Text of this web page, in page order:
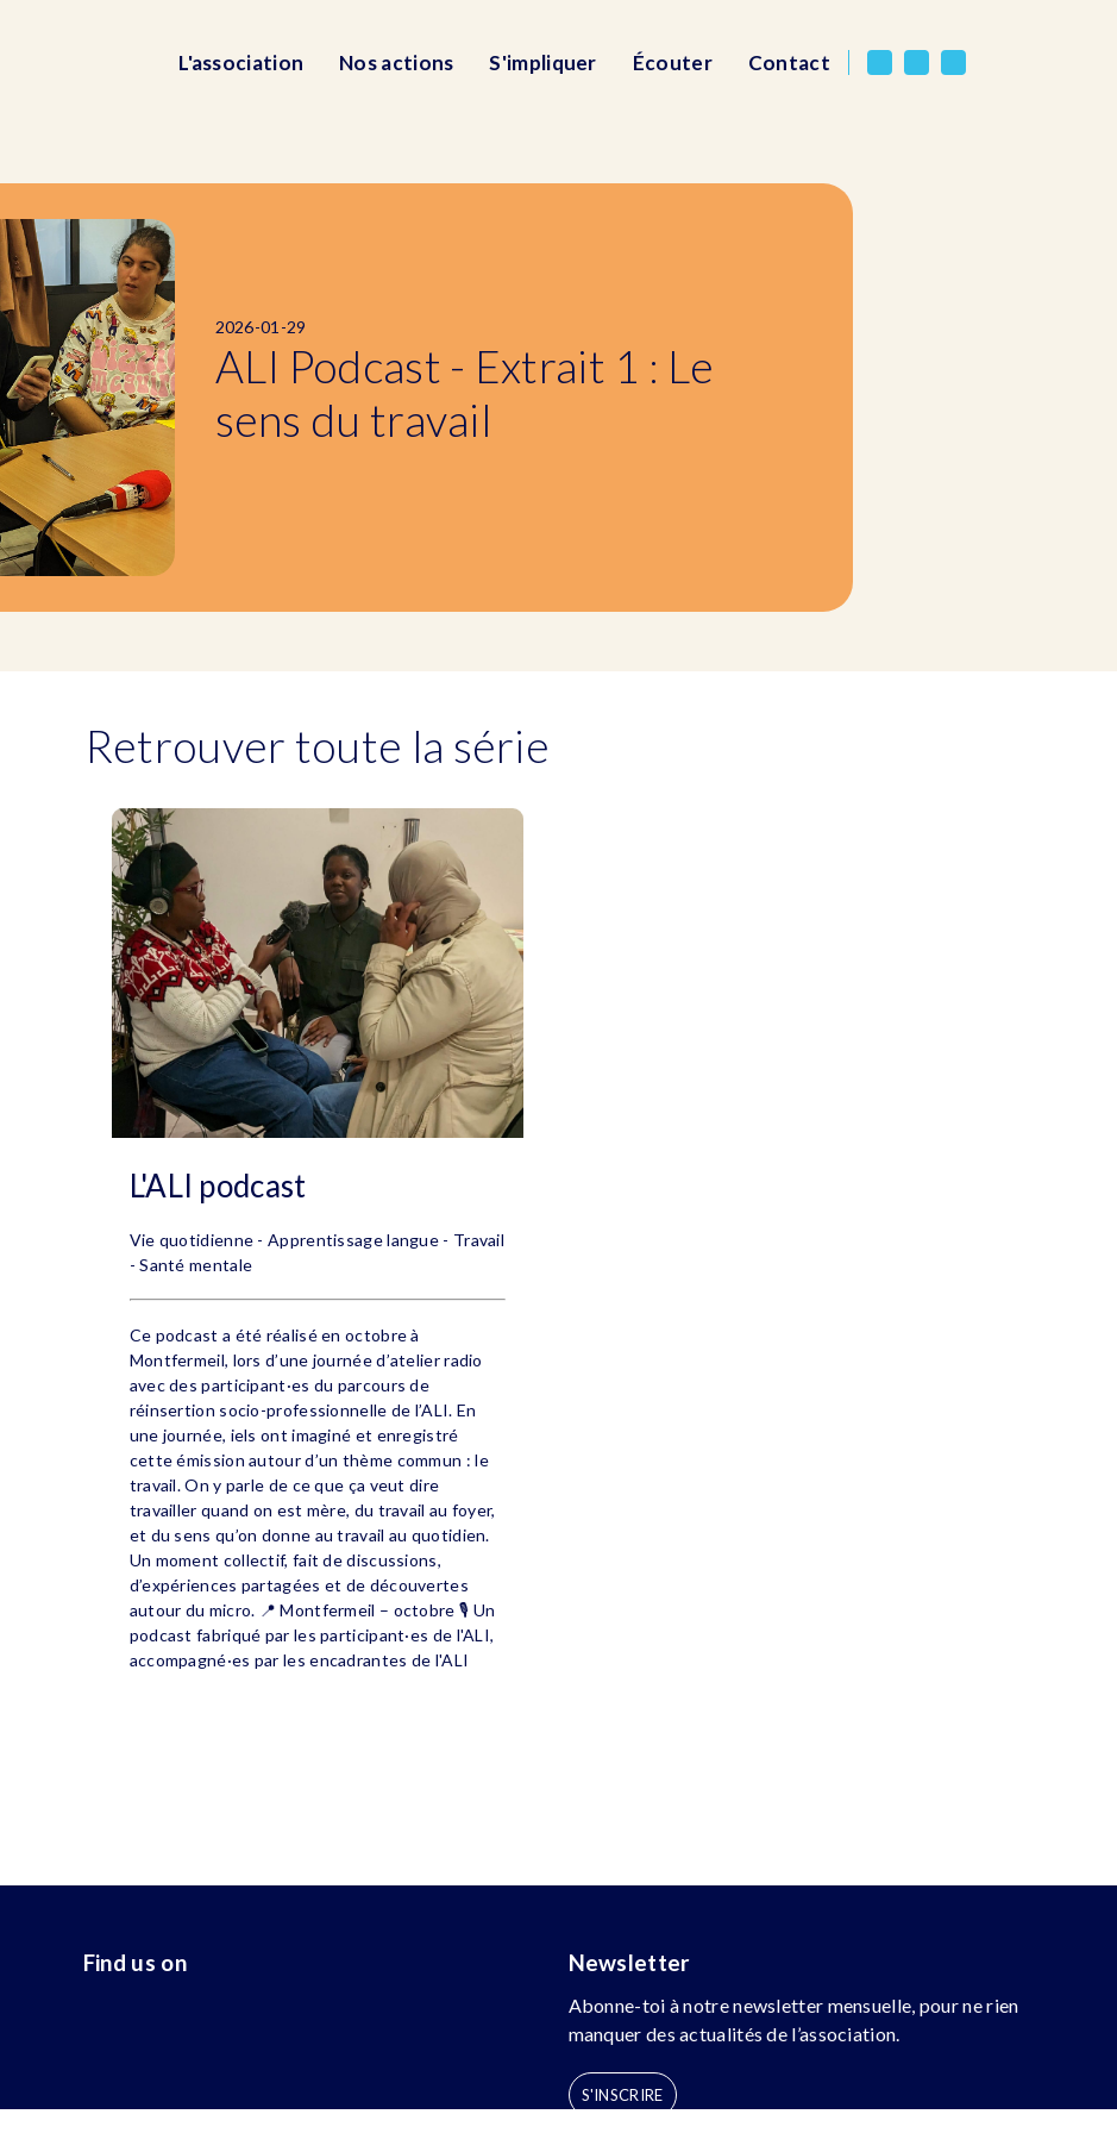
L'association Nos actions S'impliquer Écouter Contact
2026-01-29
ALI Podcast - Extrait 1 : Le
sens du travail
Retrouver toute la série
L'ALI podcast
Vie quotidienne - Apprentissage langue - Travail
- Santé mentale
Ce podcast a été réalisé en octobre à
Montfermeil, lors d’une journée d’atelier radio
avec des participant·es du parcours de
réinsertion socio-professionnelle de l’ALI. En
une journée, iels ont imaginé et enregistré
cette émission autour d’un thème commun : le
travail. On y parle de ce que ça veut dire
travailler quand on est mère, du travail au foyer,
et du sens qu’on donne au travail au quotidien.
Un moment collectif, fait de discussions,
d’expériences partagées et de découvertes
autour du micro. 📍 Montfermeil – octobre 🎙️ Un
podcast fabriqué par les participant·es de l'ALI,
accompagné·es par les encadrantes de l'ALI
Find us on Newsletter
Abonne-toi à notre newsletter mensuelle, pour ne rien
manquer des actualités de l’association.
S'INSCRIRE